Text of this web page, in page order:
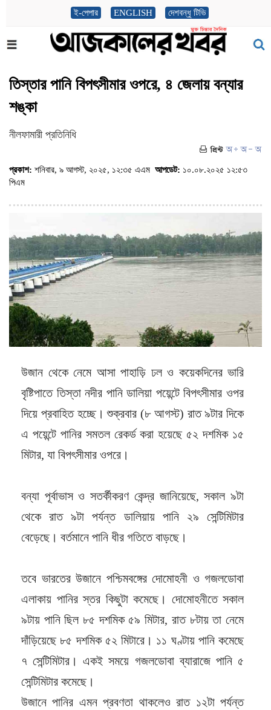
ই-পেপার ENGLISH দেশবন্ধু টিভি
তিস্তার পানি বিপৎসীমার ওপরে, ৪ জেলায় বন্যার
শঙ্কা
নীলফামারী প্রতিনিধি
প্রকাশ: শনিবার, ৯ আগস্ট, ২০২৫, ১২:৩৫ এএম আপডেট: ১০.০৮.২০২৫ ১২:৫৩
পিএম
উজান থেকে নেমে আসা পাহাড়ি ঢল ও কয়েকদিনের ভারি
বৃষ্টিপাতে তিস্তা নদীর পানি ডালিয়া পয়েন্টে বিপৎসীমার ওপর
দিয়ে প্রবাহিত হচ্ছে। শুক্রবার (৮ আগস্ট) রাত ৯টার দিকে
এ পয়েন্টে পানির সমতল রেকর্ড করা হয়েছে ৫২ দশমিক ১৫
মিটার, যা বিপৎসীমার ওপরে।
বন্যা পূর্বাভাস ও সতর্কীকরণ কেন্দ্র জানিয়েছে, সকাল ৯টা
থেকে রাত ৯টা পর্যন্ত ডালিয়ায় পানি ২৯ সেন্টিমিটার
বেড়েছে। বর্তমানে পানি ধীর গতিতে বাড়ছে।
তবে ভারতের উজানে পশ্চিমবঙ্গের দোমোহনী ও গজলডোবা
এলাকায় পানির স্তর কিছুটা কমেছে। দোমোহনীতে সকাল
৯টায় পানি ছিল ৮৫ দশমিক ৫৯ মিটার, রাত ৮টায় তা নেমে
দাঁড়িয়েছে ৮৫ দশমিক ৫২ মিটারে। ১১ ঘণ্টায় পানি কমেছে
৭ সেন্টিমিটার। একই সময়ে গজলডোবা ব্যারাজে পানি ৫
সেন্টিমিটার কমেছে।
উজানে পানির এমন প্রবণতা থাকলেও রাত ১২টা পর্যন্ত